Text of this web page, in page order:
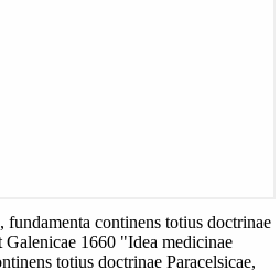
fundamenta continens totius doctrinae
Galenicae 1660 "Idea medicinae
totius doctrinae Paracelsicae,